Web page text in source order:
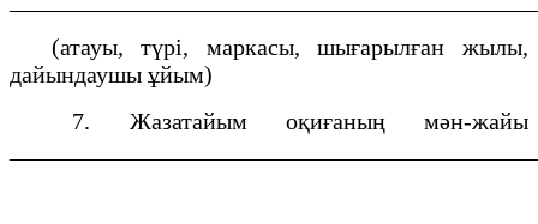
(атауы, түрі, маркасы, шығарылған жылы,
дайындаушы ұйым)
7. Жазатайым оқиғаның мән-жайы